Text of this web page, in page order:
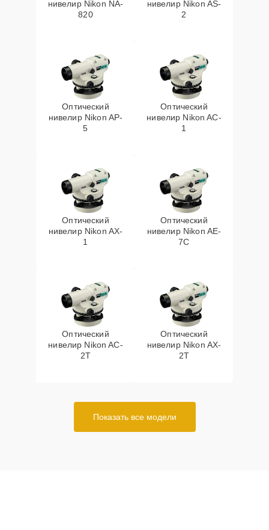
нивелир Nikon NA-
820
нивелир Nikon AS-
2
Оптический
нивелир Nikon AP-
5
Оптический
нивелир Nikon AC-
1
Оптический
нивелир Nikon AX-
1
Оптический
нивелир Nikon AE-
7C
Оптический
нивелир Nikon AC-
2T
Оптический
нивелир Nikon AX-
2T
Показать все модели